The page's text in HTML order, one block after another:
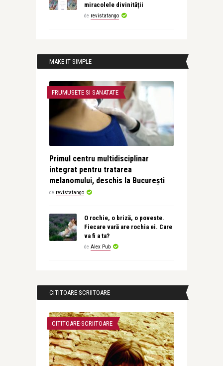
miracolele divinității
de revistatango
MAKE IT SIMPLE
FRUMUSETE SI SANATATE
Primul centru multidisciplinar
integrat pentru tratarea
melanomului, deschis la București
de revistatango
O rochie, o briză, o poveste.
Fiecare vară are rochia ei. Care
va fi a ta?
de Alex Pub
CITITOARE-SCRIITOARE
CITITOARE-SCRIITOARE